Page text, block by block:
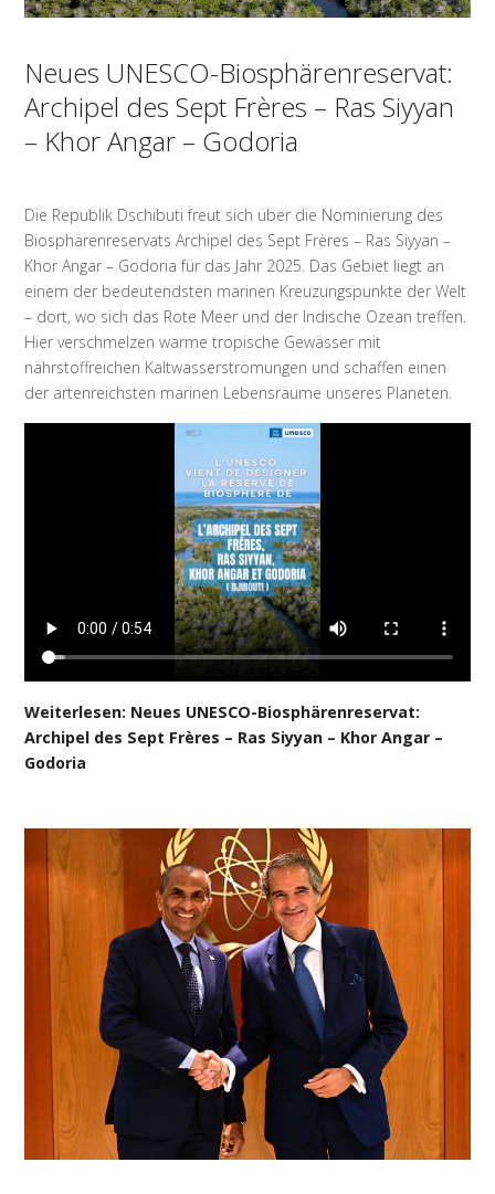
Neues UNESCO-Biosphärenreservat:
Archipel des Sept Frères – Ras Siyyan
– Khor Angar – Godoria
Die Republik Dschibuti freut sich über die Nominierung des
Biosphärenreservats Archipel des Sept Frères – Ras Siyyan –
Khor Angar – Godoria für das Jahr 2025. Das Gebiet liegt an
einem der bedeutendsten marinen Kreuzungspunkte der Welt
– dort, wo sich das Rote Meer und der Indische Ozean treffen.
Hier verschmelzen warme tropische Gewässer mit
nährstoffreichen Kaltwasserströmungen und schaffen einen
der artenreichsten marinen Lebensräume unseres Planeten.
Weiterlesen: Neues UNESCO-Biosphärenreservat:
Archipel des Sept Frères – Ras Siyyan – Khor Angar –
Godoria